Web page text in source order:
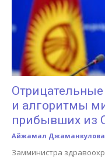
Отрицательные
и алгоритмы
прибывших из
Айжамал Джаманкулова
Замминистра